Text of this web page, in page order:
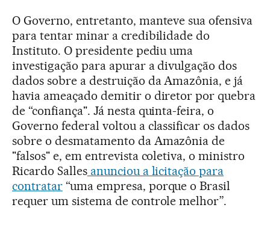
O Governo, entretanto, manteve sua ofensiva
para tentar minar a credibilidade do
Instituto. O presidente pediu uma
investigação para apurar a divulgação dos
dados sobre a destruição da Amazônia, e já
havia ameaçado demitir o diretor por quebra
de “confiança". Já nesta quinta-feira, o
Governo federal voltou a classificar os dados
sobre o desmatamento da Amazônia de
"falsos" e, em entrevista coletiva, o ministro
Ricardo Sallesanunciou a licitação para
contratar“uma empresa, porque o Brasil
requer um sistema de controle melhor”.